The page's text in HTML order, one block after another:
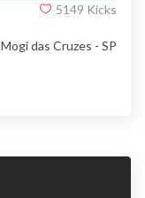
5149 Kicks
Mogi das Cruzes - SP